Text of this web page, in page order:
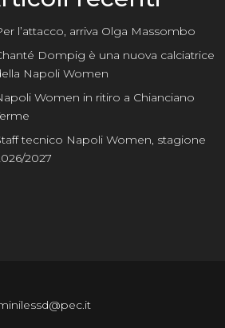
l’attacco, arriva Olga Massombo
Dompig è una nuova calciatrice
Napoli Women
Women in ritiro a Chianciano
tecnico Napoli Women, stagione
2027